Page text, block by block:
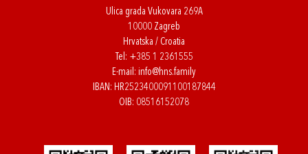
Ulica grada Vukovara 269A
10000 Zagreb
Hrvatska / Croatia
Tel: +385 1 2361555
E-mail: info@hns.family
IBAN: HR2523400091100187844
OIB: 08516152078